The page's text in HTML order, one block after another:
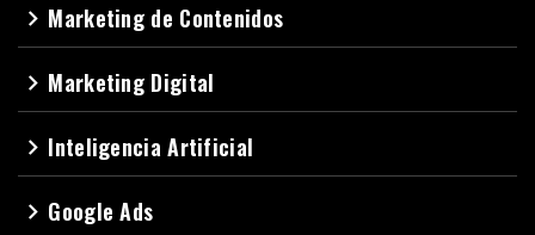
navigate_next Marketing de Contenidos
navigate_next Marketing Digital
navigate_next Inteligencia Artificial
navigate_next Google Ads